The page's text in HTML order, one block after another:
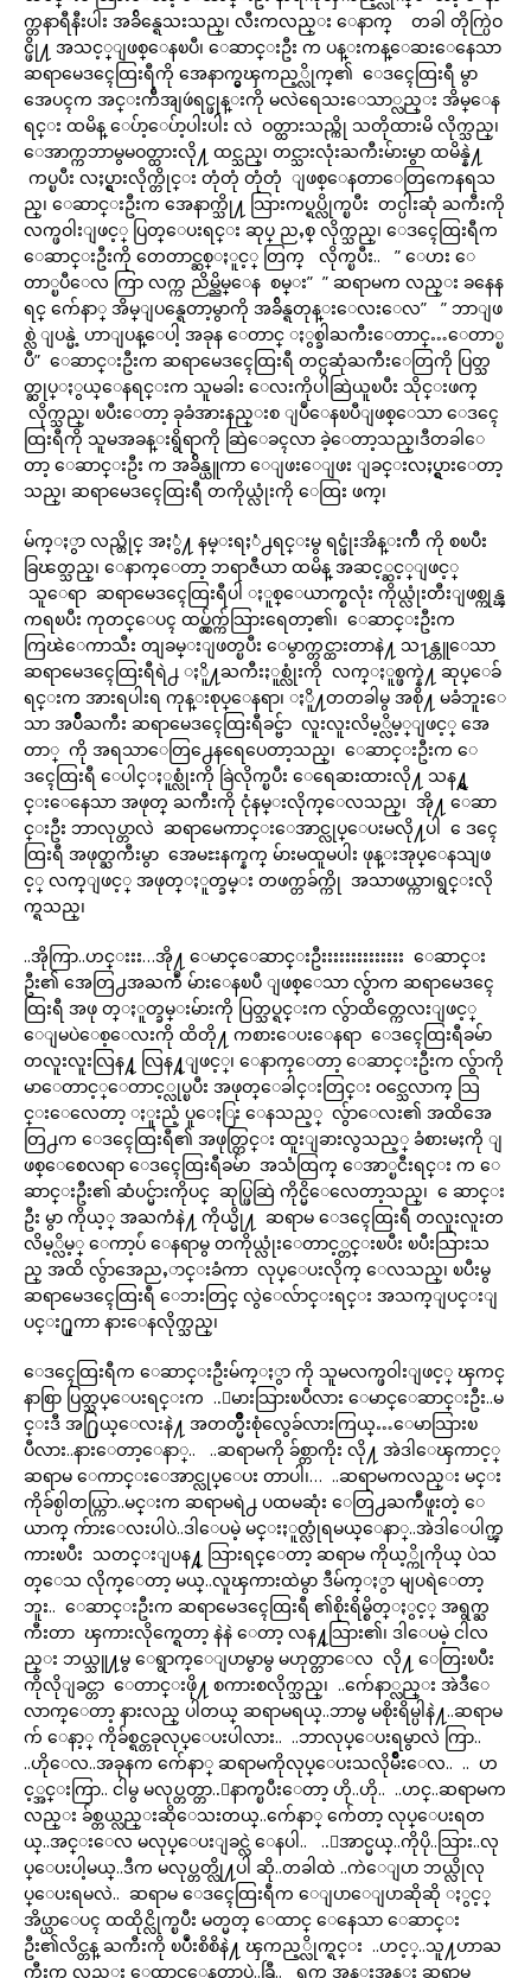
က္တနာရီနီးပါး အခ်ိန္ရေသးသည္၊ လီးကလည္း ေနာက္ တခါ တိုက္ပြဲဝ
င္ဖို႔ အသင့္ျဖစ္ေနၿပီ၊ ေဆာင္းဦး က ပန္းကန္ေဆးေနေသာ
ဆရာမေဒၚေထြးရီကို အေနာက္မွၾကည့္လိုက္၏ ေဒၚေထြးရီ မွာ
အေပၚက အင္းက်ီအျဖဴရင္ဖုန္းကို မလဲရေသးေသာ္လည္း အိမ္ေန
ရင္း ထမိန္ ေပ်ာ့ေပ်ာ့ပါးပါး လဲ ဝတ္ထားသည္ကို သတိုထားမိ လိုက္သည္၊
ေအာက္ကဘာမွမဝတ္ထားလို႔ ထင္သည္၊ တင္သားလုံးႀကီးမ်ားမွာ ထမိန္နဲ႔
ကပ္ၿပီး လႈပ္ရွားလိုက္တိုင္း တုံတုံ တုံတုံ ျဖစ္ေနတာေတြကေနရသ
ည္၊ ေဆာင္းဦးက အေနာက္သို႔ သြားကပ္ရပ္လိုက္ၿပီး တင္ပါးဆုံ ႀကီးကို
လက္ဖဝါးျဖင့္ ပြတ္ေပးရင္း ဆုပ္ ညႇစ္ လိုက္သည္၊ ေဒၚေထြးရီက
ေဆာင္းဦးကို တေတာင္ဆစ္ႏူင့္ တြက္ လိုက္ၿပီး.. ” ေဟး ေ
တာ္ၿပီေလ ကြာ လက္က ညိမ္ညိမ္ေန စမ္း” ” ဆရာမက လည္း ခနေန
ရင္ က်ေနာ္ အိမ္ျပန္ရေတာ့မွာကို အခ်ိန္ရတုန္းေလးေလ” ” ဘာျဖ
စ္လဲ ျပန္မဲ့ ဟာျပန္ေပါ့ အခုန ေတာင္ ႏွစ္ခါႀကီးေတာင္…ေတာ္ၿ
ပီ” ေဆာင္းဦးက ဆရာမေဒၚေထြးရီ တင္ပဆုံႀကီးေတြကို ပြတ္သ
တ္ဆုပ္ႏွယ္ေနရင္းက သူမခါး ေလးကိုပါဆြဲယူၿပီး သိုင္းဖက္
လိုက္သည္၊ ၿပီးေတာ့ ခုခံအားနည္းစ ျပဳေနၿပီျဖစ္ေသာ ေဒၚေ
ထြးရီကို သူမအခန္းရွိရာကို ဆြဲေခၚလာ ခဲ့ေတာ့သည္၊ဒီတခါေ
တာ့ ေဆာင္းဦး က အခ်ိန္ယူကာ ေျဖးေျဖး ျခင္းလႈပ္ရွားေတာ့
သည္၊ ဆရာမေဒၚေထြးရီ တကိုယ္လုံးကို ေထြး ဖက္၊
မ်က္ႏွာ လည္တိုင္ အႏွံ႔ နမ္းရႈံ႕ရင္းမွ ရင္ဖုံးအိန္းက်ီ ကို စၿပီး
ခြၽတ္သည္၊ ေနာက္ေတာ့ ဘရာဇီယာ ထမိန္ အဆင့္ဆင့္ျဖင့္
သူေရာ ဆရာမေဒၚေထြးရီပါ ႏူစ္ေယာက္စလုံး ကိုယ္လုံးတီးျဖစ္ကုန္ၾ
ကရၿပီး ကုတင္ေပၚ ထပ္လွ်က္က်သြားရေတာ့၏၊ ေဆာင္းဦးက
ကြၽဲေကာသီး တျခမ္းျဖတ္ၿပီး ေမွာက္တင္ထားတာနဲ႔ သ႑န္တူေသာ
ဆရာမေဒၚေထြးရီရဲ႕ ႏိူ႔ႀကီးႏူစ္လုံးကို လက္ႏူစ္ဖက္နဲ႔ ဆုပ္ေခ်
ရင္းက အားရပါးရ ကုန္းစုပ္ေနရာ၊ ႏိူ႔တတခါမွ အစို႔ မခံဘူးေ
သာ အပ်ိဳႀကီး ဆရာမေဒၚေထြးရီခင္ဗ်ာ လူးလူးလိမ့္လိမ့္ျဖင့္ အေ
တာ္ ကို အရသာေတြ႕ေနရေပေတာ့သည္၊ ေဆာင္းဦးက ေ
ဒၚေထြးရီ ေပါင္ႏူစ္လုံးကို ခြဲလိုက္ၿပီး ေရေဆးထားလို႔ သန႔္ရွ
င္းေနေသာ အဖုတ္ ႀကီးကို ငုံနမ္းလိုက္ေလသည္၊ အို႔ ေဆာ
င္းဦး ဘာလုပ္တာလဲ ဆရာမေကာင္းေအာင္လုပ္ေပးမလို႔ပါ ေဒၚေ
ထြးရီ အဖုတ္ႀကီးမွာ အေမႊးနက္နက္ မ်ားမထူမပါး ဖုန္းအုပ္ေနသျဖ
င့္ လက္ျဖင့္ အဖုတ္ႏူတ္ခမ္း တဖက္တခ်က္ကို အသာဖယ္ကာ၊ရွင္းလို
က္ရသည္၊
..အိုကြာ..ဟင္းးး…အို႔ ေမာင္ေဆာင္းဦးးးးးးးးးးးးးး ေဆာင္း
ဦး၏ အေတြ႕အႀကဳံ မ်ားေနၿပီ ျဖစ္ေသာ လွ်ာက ဆရာမေဒၚေ
ထြးရီ အဖု တ္ႏူတ္ခမ္းမ်ားကို ပြတ္သပ္ရင္းက လွ်ာထိတ္ကေလးျဖင့္
ေျမပဲေစ့ေလးကို ထိတို႔ ကစားေပးေနရာ ေဒၚေထြးရီခမ်ာ
တလူးလူးလြန႔္ လြန႔္ျဖင့္၊ ေနာက္ေတာ့ ေဆာင္းဦးက လွ်ာကို
မာေတာင့္ေတာင့္လုပ္ၿပီး အဖုတ္ေခါင္းတြင္း ဝင္သေလာက္ သြ
င္းေလေတာ့ ႏူးညံ့ ပူေႏြး ေနသည့္ လွ်ာေလး၏ အထိအေ
တြ႕က ေဒၚေထြးရီ၏ အဖုတ္တြင္း ထူးျခားလွသည့္ ခံစားမႈကို ျ
ဖစ္ေစေလရာ ေဒၚေထြးရီခမ်ာ အသံထြက္ ေအာ္ၿငီးရင္း က ေ
ဆာင္းဦး၏ ဆံပင္မ်ားကိုပင္ ဆုပ္ဖြဆြဲ ကိုင္မိေလေတာ့သည္၊ ေဆာင္း
ဦး မွာ ကိုယ့္ အႀကံနဲ႔ ကိုယ္မို႔ ဆရာမ ေဒၚေထြးရီ တလူးလူးတ
လိမ့္လိမ့္ ေကာ့ပ်ံ ေနရာမွ တကိုယ္လုံးေတာင့္တင္းၿပီး ၿပီးသြားသ
ည္ အထိ လွ်ာအေညႇာင္းခံကာ လုပ္ေပးလိုက္ ေလသည္၊ ၿပီးမွ
ဆရာမေဒၚေထြးရီ ေဘးတြင္ လွဲေလ်ာင္းရင္း အသက္ျပင္းျ
ပင္း႐ူကာ နားေနလိုက္သည္၊
ေဒၚေထြးရီက ေဆာင္းဦးမ်က္ႏွာ ကို သူမလက္ဖဝါးျဖင့္ ၾကင္
နာစြာ ပြတ္သပ္ေပးရင္းက ..ေမားသြားၿပီလား ေမာင္ေဆာင္းဦး..မ
င္းဒီ အ႐ြယ္ေလးနဲ႔ အတတ္မ်ိဳးစုံလွေခ်လားကြယ္…ေမာသြားၿ
ပီလား..နားေတာ့ေနာ္.. ..ဆရာမကို ခ်စ္တာကိုး လို႔ အဲဒါေၾကာင့္
ဆရာမ ေကာင္းေအာင္လုပ္ေပး တာပါ၊… ..ဆရာမကလည္း မင္း
ကိုခ်စ္ပါတယ္ကြာ..မင္းက ဆရာမရဲ႕ ပထမဆုံး ေတြ႕ႀကဳံဖူးတဲ့ ေ
ယာက္ က်ားေလးပါပဲ..ဒါေပမဲ့ မင္းႏူတ္လုံရမယ္ေနာ္..အဲဒါေပါက္ၾ
ကားၿပီး သတင္းျပန႔္ သြားရင္ေတာ့ ဆရာမ ကိုယ့္ကိုကိုယ္ ပဲသ
တ္ေသ လိုက္ေတာ့ မယ္..လူၾကားထဲမွာ ဒီမ်က္ႏွာ မျပရဲေတာ့
ဘူး.. ေဆာင္းဦးက ဆရာမေဒၚေထြးရီ ၏စိုးရိမ္စိတ္ႏွင့္ အရွက္ႀ
ကီးတာ ၾကားလိုက္ရေတာ့ နဲနဲ ေတာ့ လန႔္သြား၏၊ ဒါေပမဲ့ ငါလ
ည္း ဘယ္သူ႔မွ ေရွာက္ေျပာမွာမွ မဟုတ္တာေလ လို႔ ေတြးၿပီး
ကိုလိုျခင္တာ ေတာင္းဖို႔ စကားစလိုက္သည္၊ ..က်ေနာ္လည္း အဲဒီေ
လာက္ေတာ့ နားလည္ ပါတယ္ ဆရာမရယ္..ဘာမွ မစိုးရိမ္ပါနဲ႔..ဆရာမ
က် ေနာ့္ ကိုခ်စ္ရင္တခုလုပ္ေပးပါလား.. ..ဘာလုပ္ေပးရမွာလဲ ကြာ..
..ဟိုေလ..အခုနက က်ေနာ္ ဆရာမကိုလုပ္ေပးသလိုမ်ိဳးေလ.. .. ဟ
င့္အင္းကြာ.. ငါမွ မလုပ္တတ္တာ..ေနာက္ၿပီးေတာ့ ဟို..ဟို.. ..ဟင္..ဆရာမက
လည္း ခ်စ္တယ္လည္းဆိုေသးတယ္..က်ေနာ္ က်ေတာ့ လုပ္ေပးရတ
ယ္..အင္းေလ မလုပ္ေပးျခင္လဲ ေနပါ.. ..ေအာင္မယ္..ကိုပို..သြား..လု
ပ္ေပးပါ့မယ္..ဒီက မလုပ္တတ္လို႔ပါ ဆို..တခါထဲ ..ကဲေျပာ ဘယ္လိုလု
ပ္ေပးရမလဲ.. ဆရာမ ေဒၚေထြးရီက ေျပာေျပာဆိုဆို ႏွင့္
အိပ္ယာေပၚ ထထိုင္လိုက္ၿပီး မတ္မတ္ ေထာင္ ေနေသာ ေဆာင္း
ဦး၏လိင္တန္ ႀကီးကို ၿပဳံးစိစိနဲ႔ ၾကည့္လိုက္ရင္း ..ဟင့္..သူ႔ဟာႀ
ကီးက လည္း ေထာင္ေနတာပဲ..ခြီ.. ရွက္ အန္းအန္း ဆရာမ